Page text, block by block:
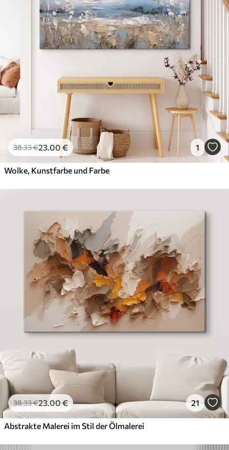
Leinwandähnliche Oberfläche
Umweltfreundlich
Künstliche Leinwand
Von
✓
✓
✓ Sichere, geruchlose Tinten
✓ Leinwandähnliche Oberfläche
Umweltfreundlich
Öko-Premium
Von39.00€
Leinwandähnliche Oberfläche
Umweltfreundlich
38.33€23.00 € 1
Wolke, Kunstfarbe und Farbe
38.33€23.00€ 21
Abstrakte Malerei im Stil der Ölmalerei